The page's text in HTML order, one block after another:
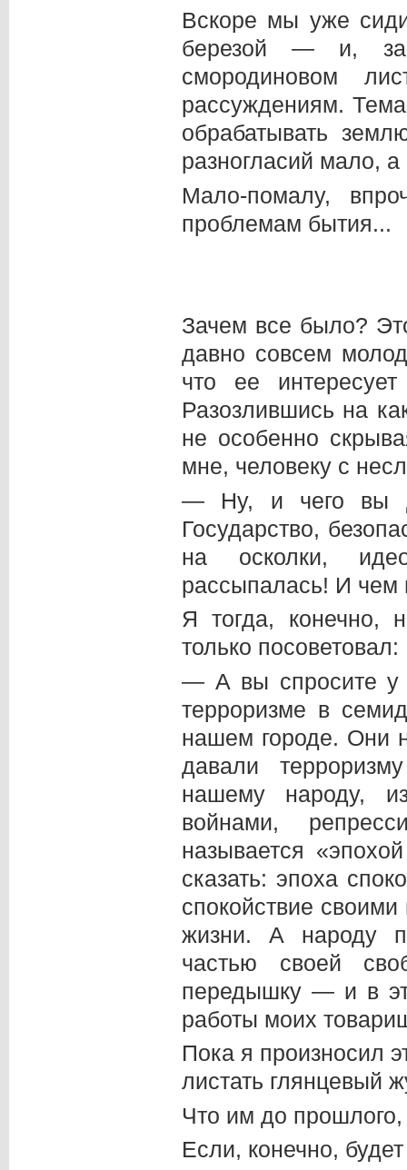
Вскоре мы уже
березой — и,
смородиновом
рассуждениям.
обрабатывать
разногласий мало,
Мало-помалу,
проблемам бытия...
Зачем все было?
давно совсем
что ее
Разозлившись на
не особенно
мне, человеку с
— Ну, и чего вы
Государство,
на осколки,
рассыпалась! И чем
Я тогда, конечно,
только посоветовал:
— А вы спросите у
терроризме в
нашем городе. Они
давали
нашему народу,
войнами,
называется
сказать: эпоха
спокойствие
жизни. А народу
частью своей
передышку — и в
работы моих
Пока я произносил
листать глянцевый
Что им до
Если, конечно,